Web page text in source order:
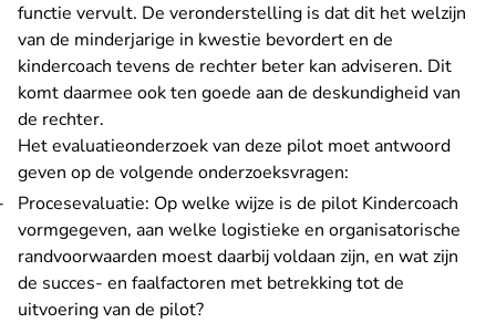
functie vervult. De veronderstelling is dat dit het welzijn
van de minderjarige in kwestie bevordert en de
kindercoach tevens de rechter beter kan adviseren. Dit
komt daarmee ook ten goede aan de deskundigheid van
de rechter.
Het evaluatieonderzoek van deze pilot moet antwoord
geven op de volgende onderzoeksvragen:
Procesevaluatie: Op welke wijze is de pilot Kindercoach
vormgegeven, aan welke logistieke en organisatorische
randvoorwaarden moest daarbij voldaan zijn, en wat zijn
de succes- en faalfactoren met betrekking tot de
uitvoering van de pilot?